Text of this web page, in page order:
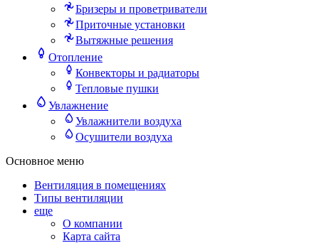
Бризеры и проветриватели
Приточные установки
Вытяжные решения
Отопление
Конвекторы и радиаторы
Тепловые пушки
Увлажнение
Увлажнители воздуха
Осушители воздуха
Основное меню
Вентиляция в помещениях
Типы вентиляции
еще
О компании
Карта сайта